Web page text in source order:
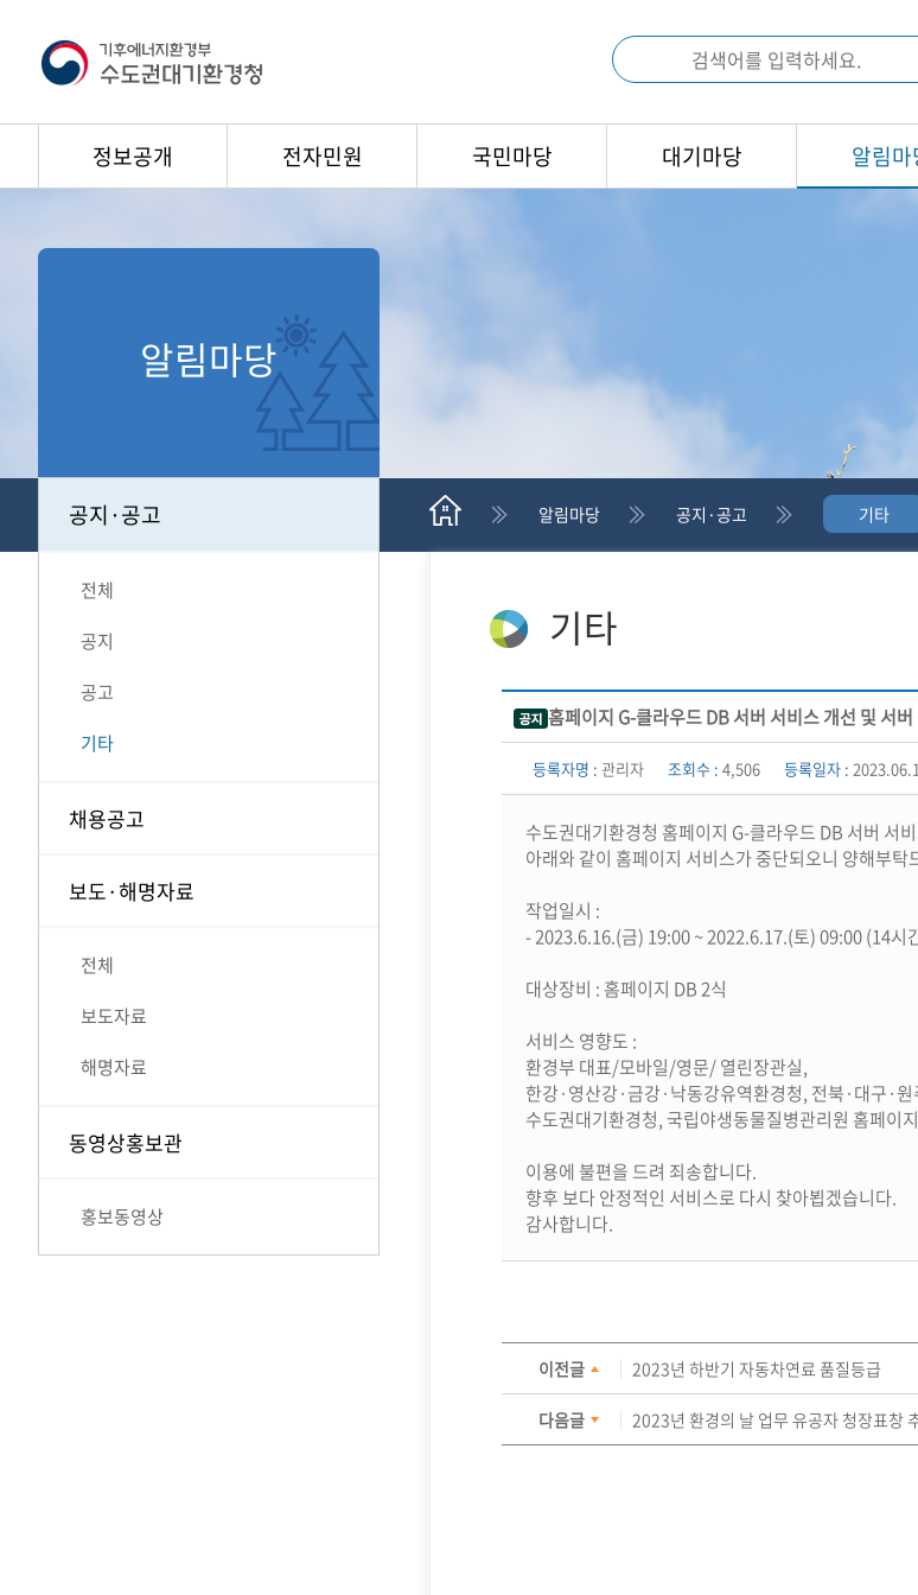
정보공개 전자민원 국민마당 대기마당 알림마
알림마당 공지·공고 기타
알림마당
공지·공고
전체
공지
공고
기타
채용공고
보도·해명자료
전체
보도자료
해명자료
동영상홍보관
홍보동영상
기타
홈페이지 G-클라우드 DB 서버 서비스 개선 및 서버
등록자명 : 관리자 조회수 : 4,506 등록일자 :
수도권대기환경청 홈페이지 G-클라우드 DB 서버 서
아래와 같이 홈페이지 서비스가 중단되오니 양해부탁
작업일시 :
- 2023.6.16.(금) 19:00 ~ 2022.6.17.(토) 09:00 (14시
대상장비 : 홈페이지 DB 2식
서비스 영향도 :
환경부 대표/모바일/영문/ 열린장관실,
한강·영산강·금강·낙동강유역환경청, 전북·대구·
수도권대기환경청, 국립야생동물질병관리원 홈페이
이용에 불편을 드려 죄송합니다.
향후 보다 안정적인 서비스로 다시 찾아뵙겠습니다.
감사합니다.
이전글 2023년 하반기 자동차연료 품질등급
다음글 2023년 환경의 날 업무 유공자 청장표창